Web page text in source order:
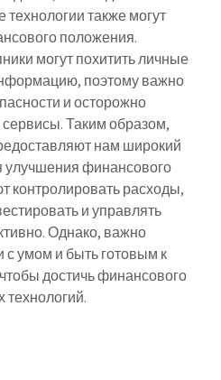
также могут
положения.
могут похитить личные
поэтому важно
и осторожно
Таким образом,
нам широкий
улучшения финансового
контролировать расходы,
и управлять
Однако, важно
с умом и быть готовым к
достичь финансового